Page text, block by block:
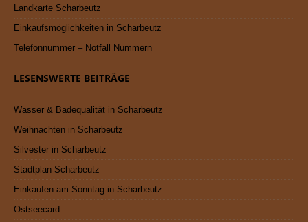
Landkarte Scharbeutz
Einkaufsmöglichkeiten in Scharbeutz
Telefonnummer – Notfall Nummern
LESENSWERTE BEITRÄGE
Wasser & Badequalität in Scharbeutz
Weihnachten in Scharbeutz
Silvester in Scharbeutz
Stadtplan Scharbeutz
Einkaufen am Sonntag in Scharbeutz
Ostseecard